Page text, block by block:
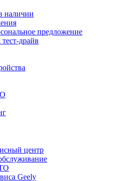
наличии
предложение
тест-драйв
центр
Geely